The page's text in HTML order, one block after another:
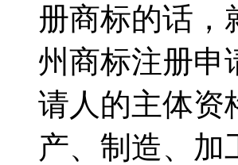
册商标的话，
州商标注册申
请人的主体资
产、制造、加